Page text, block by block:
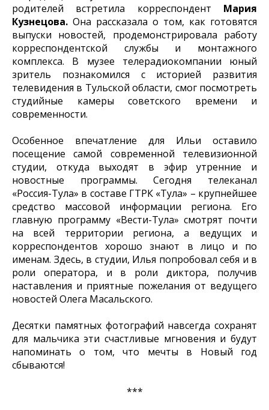
родителей встретила корреспондент Мария
Кузнецова. Она рассказала о том, как готовятся
выпуски новостей, продемонстрировала работу
корреспондентской службы и монтажного
комплекса. В музее телерадиокомпании юный
зритель познакомился с историей развития
телевидения в Тульской области, смог посмотреть
студийные камеры советского времени и
современности.
Особенное впечатление для Ильи оставило
посещение самой современной телевизионной
студии, откуда выходят в эфир утренние и
новостные программы. Сегодня телеканал
«Россия-Тула» в составе ГТРК «Тула» – крупнейшее
средство массовой информации региона. Его
главную программу «Вести-Тула» смотрят почти
на всей территории региона, а ведущих и
корреспондентов хорошо знают в лицо и по
именам. Здесь, в студии, Илья попробовал себя и в
роли оператора, и в роли диктора, получив
наставления и приятные пожелания от ведущего
новостей Олега Масальского.
Десятки памятных фотографий навсегда сохранят
для мальчика эти счастливые мгновения и будут
напоминать о том, что мечты в Новый год
сбываются!
***